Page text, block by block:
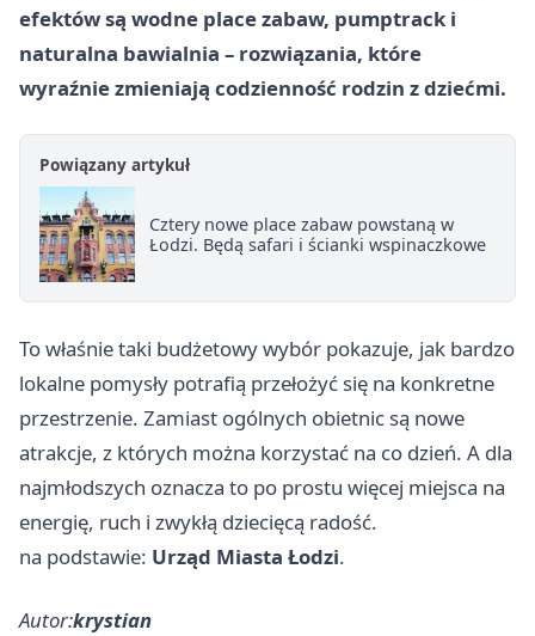
efektów są wodne place zabaw, pumptrack i
naturalna bawialnia – rozwiązania, które
wyraźnie zmieniają codzienność rodzin z dziećmi.
Powiązany artykuł
Cztery nowe place zabaw powstaną w
Łodzi. Będą safari i ścianki wspinaczkowe
To właśnie taki budżetowy wybór pokazuje, jak bardzo
lokalne pomysły potrafią przełożyć się na konkretne
przestrzenie. Zamiast ogólnych obietnic są nowe
atrakcje, z których można korzystać na co dzień. A dla
najmłodszych oznacza to po prostu więcej miejsca na
energię, ruch i zwykłą dziecięcą radość.
na podstawie: Urząd Miasta Łodzi.
Autor:krystian